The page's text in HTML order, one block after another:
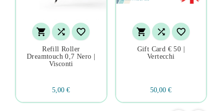
  
Refill Roller
Dreamtouch 0,7 Nero |
Visconti
5,00 €
  
Gift Card € 50 |
Vertecchi
50,00 €